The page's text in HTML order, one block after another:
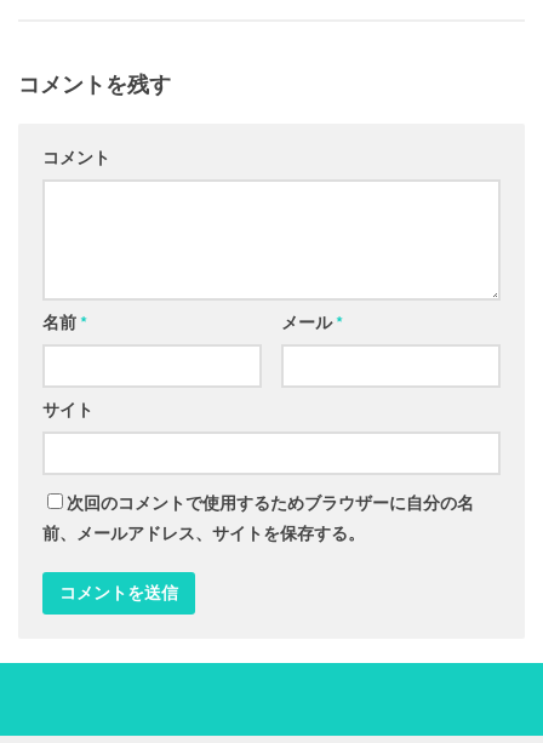
コメントを残す
コメント
名前* メール*
サイト
次回のコメントで使用するためブラウザーに自分の名
前、メールアドレス、サイトを保存する。